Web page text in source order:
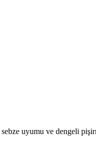
uyumu ve dengeli